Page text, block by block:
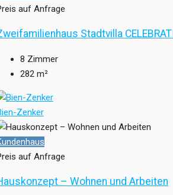
auf Anfrage
Stadtvilla
8 Zimmer
282 m²
Zenker
auf Anfrage
– Wohnen und Arbeiten